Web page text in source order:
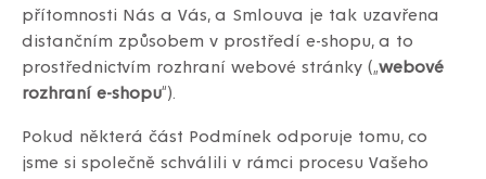
přítomnosti Nás a Vás, a Smlouva je tak uzavřena
distančním způsobem v prostředí e-shopu, a to
prostřednictvím rozhraní webové stránky („webové
rozhraní e-shopu“).
Pokud některá část Podmínek odporuje tomu, co
jsme si společně schválili v rámci procesu Vašeho